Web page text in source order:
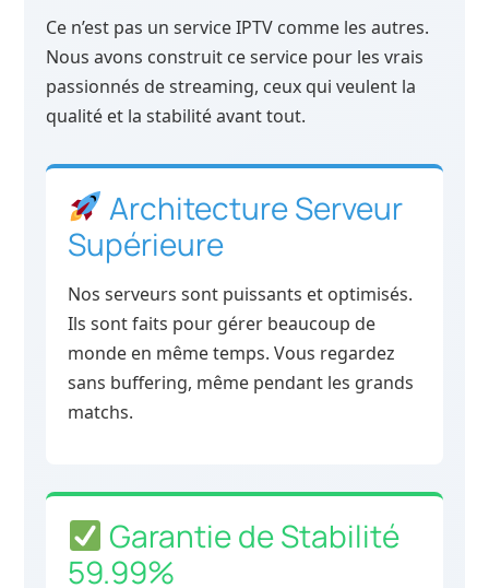
Ce n’est pas un service IPTV comme les autres.
Nous avons construit ce service pour les vrais
passionnés de streaming, ceux qui veulent la
qualité et la stabilité avant tout.
Architecture Serveur
Supérieure
Nos serveurs sont puissants et optimisés.
Ils sont faits pour gérer beaucoup de
monde en même temps. Vous regardez
sans buffering, même pendant les grands
matchs.
Garantie de Stabilité
59.99%